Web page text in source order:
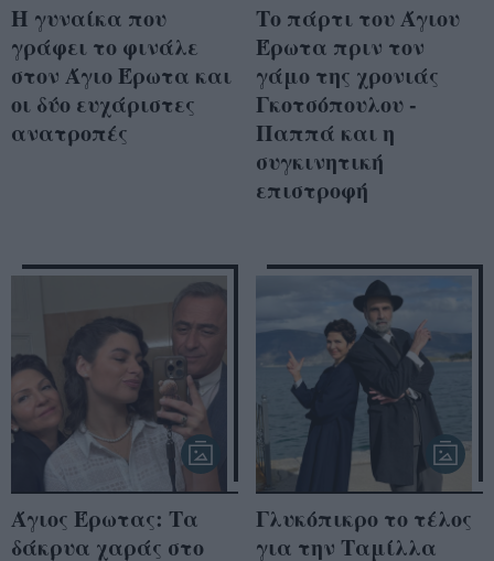
Η γυναίκα που
γράφει το φινάλε
στον Άγιο Έρωτα και
οι δύο ευχάριστες
ανατροπές
Το πάρτι του Άγιου
Έρωτα πριν τον
γάμο της χρονιάς
Γκοτσόπουλου -
Παππά και η
συγκινητική
επιστροφή
Άγιος Έρωτας: Tα
δάκρυα χαράς στο
Γλυκόπικρο το τέλος
για την Ταμίλλα